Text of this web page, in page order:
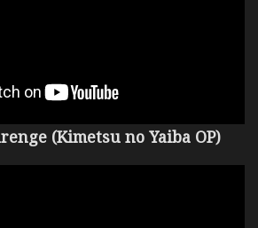
(Kimetsu no Yaiba OP)